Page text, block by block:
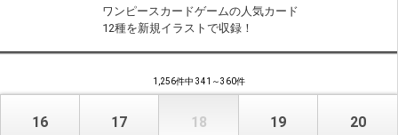
ワンピースカードゲームの人気カード
12種を新規イラストで収録！
1,256件中 341～360件
16 17 18 19 20